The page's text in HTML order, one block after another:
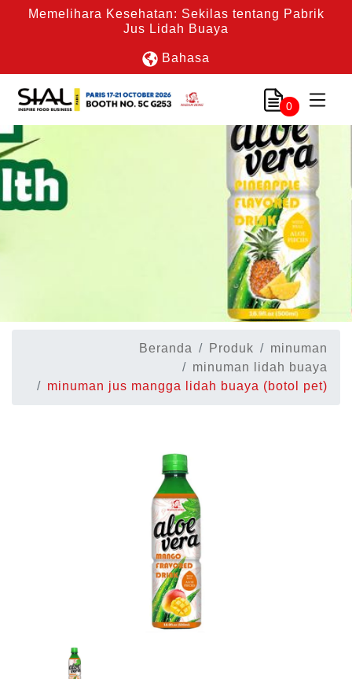
Memelihara Kesehatan: Sekilas tentang Pabrik
Jus Lidah Buaya
Bahasa
0
Beranda Produk
minuman
minuman lidah buaya
minuman jus mangga lidah buaya (botol pet)